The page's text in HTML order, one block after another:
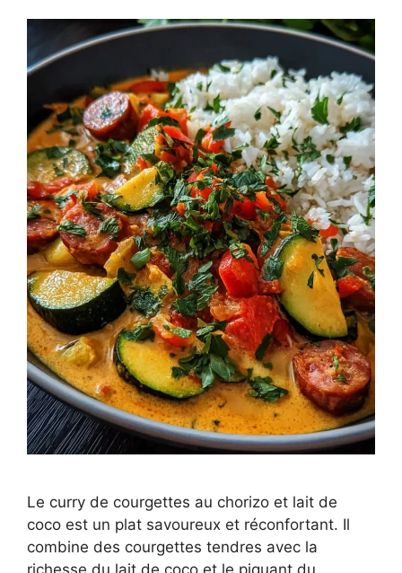
Le curry de courgettes au chorizo et lait de
coco est un plat savoureux et réconfortant. Il
combine des courgettes tendres avec la